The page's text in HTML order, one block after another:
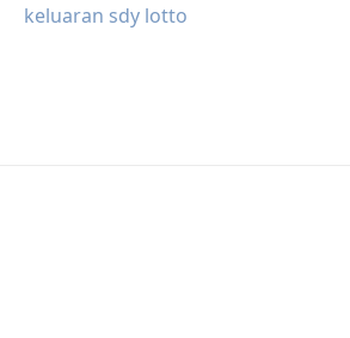
keluaran sdy lotto